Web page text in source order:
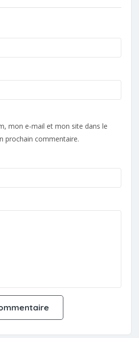
mon e-mail et mon site dans le
prochain commentaire.